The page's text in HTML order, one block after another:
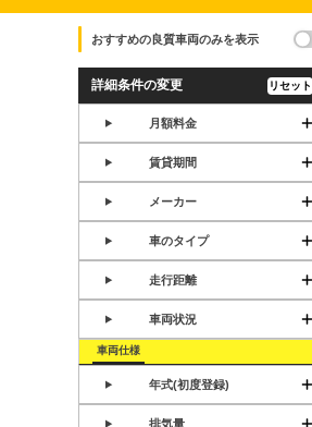
おすすめの良質車両のみを表示
詳細条件の変更 リセット
月額料金
賃貸期間
メーカー
車のタイプ
走行距離
車両状況
車両仕様
年式(初度登録)
排気量